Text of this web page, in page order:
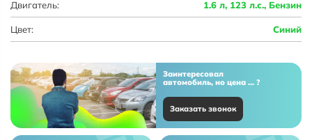
Двигатель: 1.6 л, 123 л.с., Бензин
Цвет: Синий
Заинтересовал
автомобиль, но цена ... ?
Заказать звонок